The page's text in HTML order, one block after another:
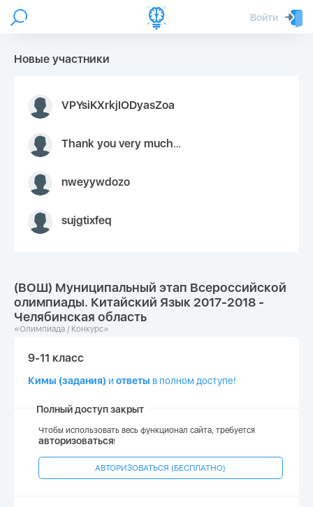
Войти
Новые участники
VPYsiKXrkjIODyasZoa
Thank you very much for your inquiry We appreciate you 9126052 https://youtube.com faceapple !
nweyywdozo
sujgtixfeq
(ВОШ) Муниципальный этап Всероссийской
олимпиады. Китайский Язык 2017-2018 -
Челябинская область
«Олимпиада / Конкурс»
9-11 класс
Кимы (задания) и ответы в полном доступе!
Полный доступ закрыт
Чтобы использовать весь функционал сайта, требуется
авторизоваться!
АВТОРИЗОВАТЬСЯ (БЕСПЛАТНО)